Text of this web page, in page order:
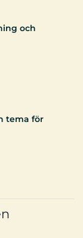
och
tema för